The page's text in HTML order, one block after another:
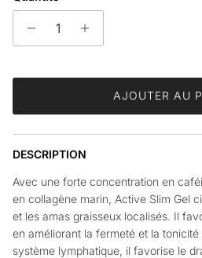
AJOUTER AU
DESCRIPTION
Avec une forte concentration en
en collagène marin, Active Slim Gel
et les amas graisseux localisés. Il
en améliorant la fermeté et la
système lymphatique, il favorise le